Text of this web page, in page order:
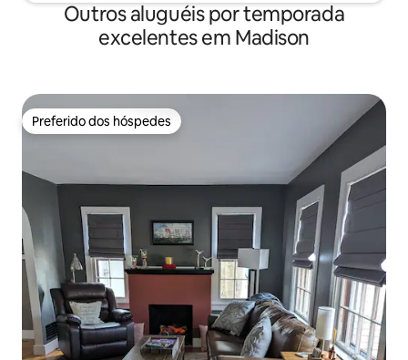
Outros aluguéis por temporada
excelentes em Madison
Preferido dos hóspedes
Preferido dos hóspedes